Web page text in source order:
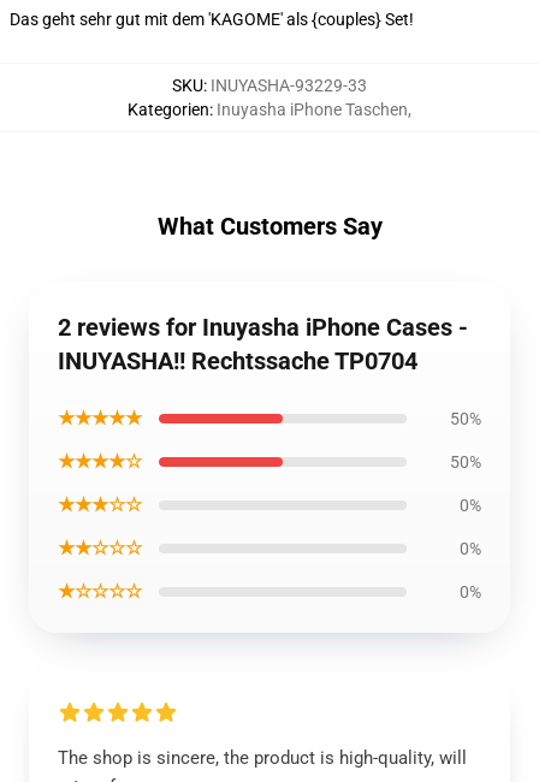
Das geht sehr gut mit dem 'KAGOME' als {couples} Set!
SKU: INUYASHA-93229-33
Kategorien: Inuyasha iPhone Taschen,
What Customers Say
2 reviews for Inuyasha iPhone Cases -
INUYASHA!! Rechtssache TP0704
★★★★★ 50%
★★★★☆ 50%
★★★☆☆ 0%
★★☆☆☆ 0%
★☆☆☆☆ 0%
The shop is sincere, the product is high-quality, will